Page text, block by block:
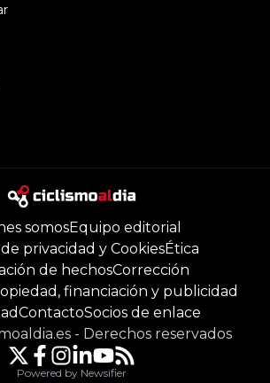
somosEquipo editorial
privacidad y CookiesÉtica
de hechosCorrección
financiación y publicidad
ContactoSocios de enlace
- Derechos reservados
Powered by Newsifier